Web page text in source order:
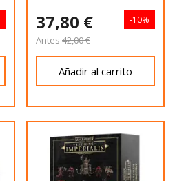
37,80 €
Antes 42,00 €
-10%
Añadir al carrito